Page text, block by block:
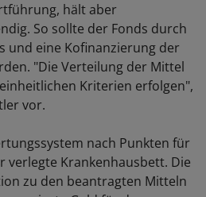
hält aber
So sollte der Fonds durch
und eine Kofinanzierung der
"Die Verteilung der Mittel
Kriterien erfolgen",
vor.
nach Punkten für
verlegte Krankenhausbett. Die
zu den beantragten Mitteln